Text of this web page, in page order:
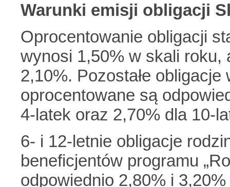
Warunki emisji obligacji
Oprocentowanie obligacji
wynosi 1,50% w skali roku,
2,10%. Pozostałe
oprocentowane są
4-latek oraz 2,70% dla 10-
6- i 12-letnie obligacje
beneficjentów programu
odpowiednio 2,80% i